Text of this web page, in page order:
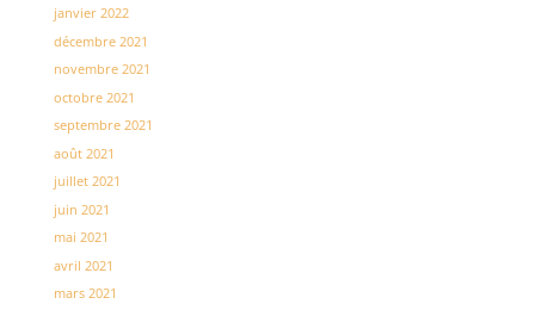
janvier 2022
décembre 2021
novembre 2021
octobre 2021
septembre 2021
août 2021
juillet 2021
juin 2021
mai 2021
avril 2021
mars 2021